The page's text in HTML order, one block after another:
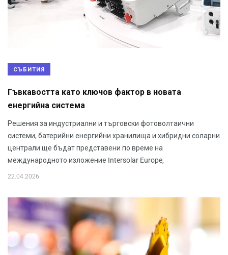
СЪБИТИЯ
Гъвкавостта като ключов фактор в новата
енергийна система
Решения за индустриални и търговски фотоволтаични
системи, батерийни енергийни хранилища и хибридни соларни
централи ще бъдат представени по време на
международното изложение Intersolar Europe,
22.04.2026